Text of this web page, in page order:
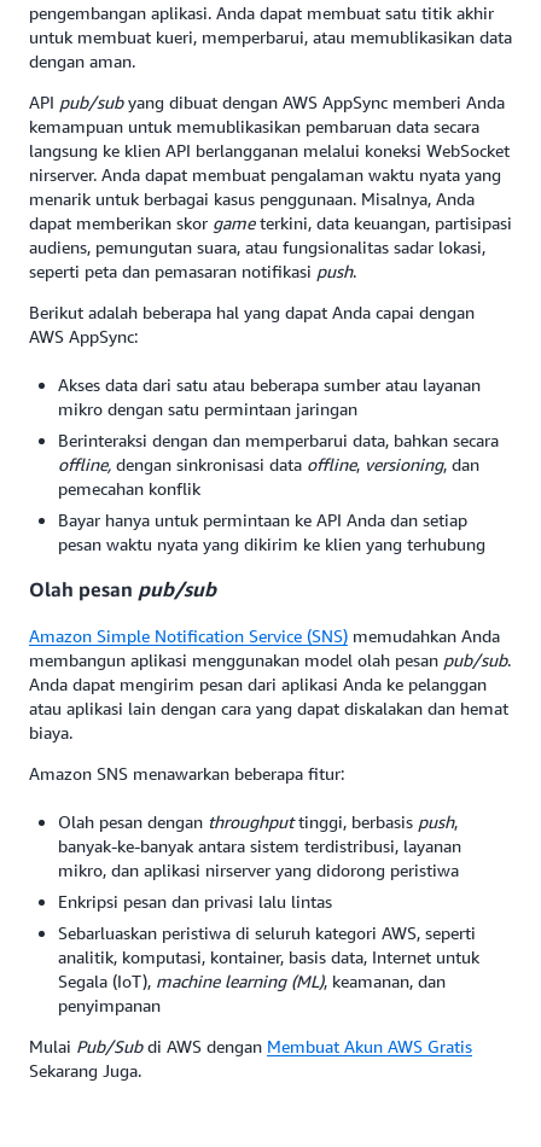
pengembangan aplikasi. Anda dapat membuat satu titik akhir
untuk membuat kueri, memperbarui, atau memublikasikan data
dengan aman.
API pub/subyang dibuat dengan AWS AppSync memberi Anda
kemampuan untuk memublikasikan pembaruan data secara
langsung ke klien API berlangganan melalui koneksi WebSocket
nirserver. Anda dapat membuat pengalaman waktu nyata yang
menarik untuk berbagai kasus penggunaan. Misalnya, Anda
dapat memberikan skor gameterkini, data keuangan, partisipasi
audiens, pemungutan suara, atau fungsionalitas sadar lokasi,
seperti peta dan pemasaran notifikasi push.
Berikut adalah beberapa hal yang dapat Anda capai dengan
AWS AppSync:
Akses data dari satu atau beberapa sumber atau layanan
mikro dengan satu permintaan jaringan
Berinteraksi dengan dan memperbarui data, bahkan secara
offline, dengan sinkronisasi data offline, versioning, dan
pemecahan konflik
Bayar hanya untuk permintaan ke API Anda dan setiap
pesan waktu nyata yang dikirim ke klien yang terhubung
Olah pesan pub/sub
Amazon Simple Notification Service (SNS) memudahkan Anda
membangun aplikasi menggunakan model olah pesan pub/sub.
Anda dapat mengirim pesan dari aplikasi Anda ke pelanggan
atau aplikasi lain dengan cara yang dapat diskalakan dan hemat
biaya.
Amazon SNS menawarkan beberapa fitur:
Olah pesan dengan throughputtinggi, berbasis push,
banyak-ke-banyak antara sistem terdistribusi, layanan
mikro, dan aplikasi nirserver yang didorong peristiwa
Enkripsi pesan dan privasi lalu lintas
Sebarluaskan peristiwa di seluruh kategori AWS, seperti
analitik, komputasi, kontainer, basis data, Internet untuk
Segala (IoT), machine learning (ML), keamanan, dan
penyimpanan
Mulai Pub/Subdi AWS dengan Membuat Akun AWS Gratis
Sekarang Juga.